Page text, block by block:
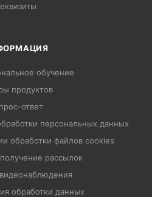
обучение
продуктов
ответ
персональных данных
обработки файлов cookies
рассылок
обработки данных